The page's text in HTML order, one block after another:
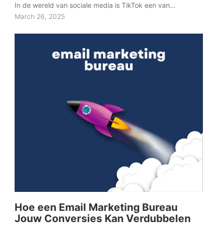
In de wereld van sociale media is TikTok een van…
March 26, 2025
Hoe een Email Marketing Bureau
Jouw Conversies Kan Verdubbelen